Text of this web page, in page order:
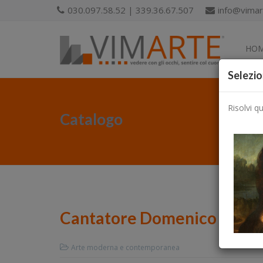
030.097.58.52 | 339.36.67.507
Catalogo
Cantatore Domenico
Arte moderna e contemporanea
Risolvi